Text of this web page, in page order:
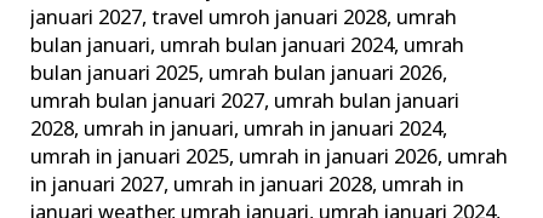
januari 2027,travel umroh januari 2028, umrah
bulan januari, umrah bulan januari 2024, umrah
bulan januari 2025, umrah bulan januari 2026,
umrah bulan januari 2027, umrah bulan januari
2028, umrah in januari, umrah in januari 2024,
umrah in januari 2025, umrah in januari 2026, umrah
in januari 2027, umrah in januari 2028, umrah in